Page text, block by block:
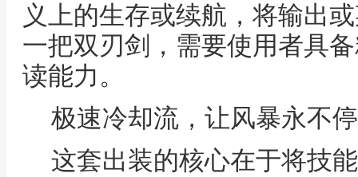
义上的生存或续航，将输出
一把双刃剑，需要使用者具
读能力。
极速冷却流，让风暴永不
这套出装的核心在于将技